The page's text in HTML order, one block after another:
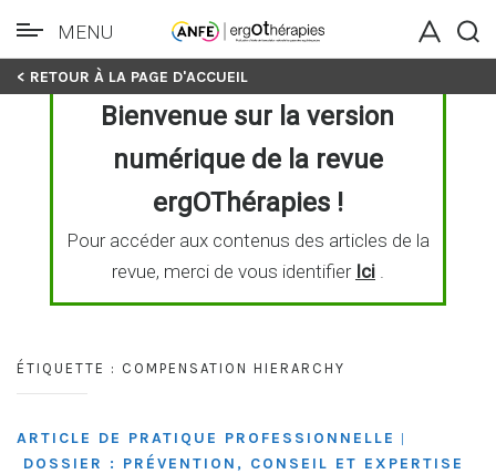
Skip
MENU
< RETOUR À LA PAGE D'ACCUEIL
Bienvenue sur la version
numérique de la revue
ergOThérapies !
Pour accéder aux contenus des articles de la
revue, merci de vous identifier Ici.
ÉTIQUETTE : COMPENSATION HIERARCHY
ARTICLE DE PRATIQUE PROFESSIONNELLE |
DOSSIER : PRÉVENTION, CONSEIL ET EXPERTISE